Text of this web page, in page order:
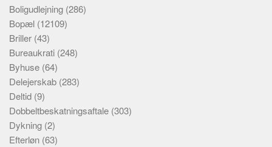
Boligudlejning (286)
Bopæl (12109)
Briller (43)
Bureaukrati (248)
Byhuse (64)
Delejerskab (283)
Deltid (9)
Dobbeltbeskatningsaftale (303)
Dykning (2)
Efterløn (63)